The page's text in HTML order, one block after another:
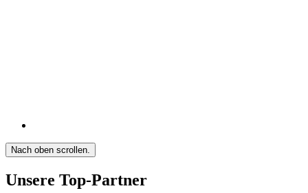
Nach oben scrollen.
Unsere Top-Partner